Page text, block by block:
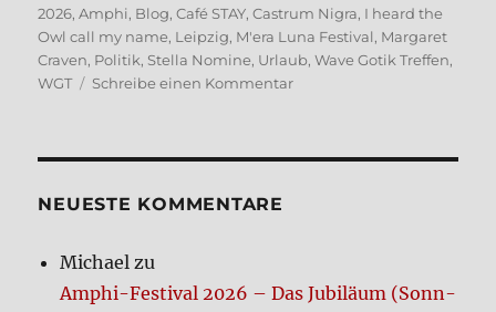
am
2026,Amphi, Blog,Café STAY,Castrum Nigra, I heard the
Owl call my name, Leipzig, M'era Luna Festival, Margaret
Craven, Politik, Stella Nomine, Urlaub,Wave Gotik Treffen,
WGT
Schreibe einen Kommentarzu
NEUE­STE KOM­MEN­TA­RE
Michael zu
Amphi-Festi­val 2026 – Das Jubi­lä­um (Sonn­